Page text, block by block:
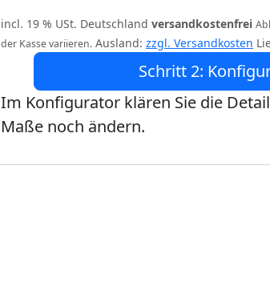
incl. 19 % USt. Deutschland versandkostenfrei
der Kasse variieren. Ausland: zzgl. Versandkosten
Schritt 2:
Im Konfigurator klären Sie die
Maße noch ändern.